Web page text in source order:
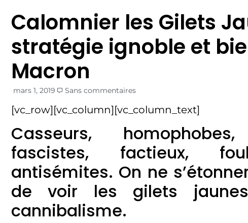
Calomnier les Gilets
stratégie ignoble et
Macron
mars 1, 2019 Sans commentaires
[vc_row][vc_column][vc_column_text]
Casseurs,
fascistes, factieux,
antisémites. On ne
de voir les gilets
cannibalisme.